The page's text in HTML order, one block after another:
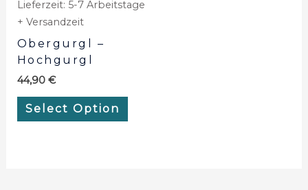
Lieferzeit: 5-7 Arbeitstage
+ Versandzeit
Obergurgl –
Hochgurgl
44,90 €
Select Option